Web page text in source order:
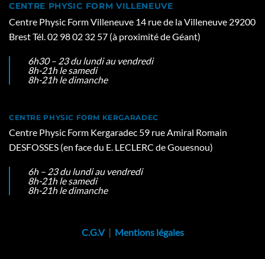
CENTRE PHYSIC FORM VILLENEUVE
Centre Physic Form Villeneuve 14 rue de la Villeneuve 29200
Brest Tél. 02 98 02 32 57 (à proximité de Géant)
6h30 – 23 du lundi au vendredi
8h-21h le samedi
8h-21h le dimanche
CENTRE PHYSIC FORM KERGARADEC
Centre Physic Form Kergaradec 59 rue Amiral Romain
DESFOSSES (en face du E. LECLERC de Gouesnou)
6h – 23 du lundi au vendredi
8h-21h le samedi
8h-21h le dimanche
C.G.V| Mentions légales